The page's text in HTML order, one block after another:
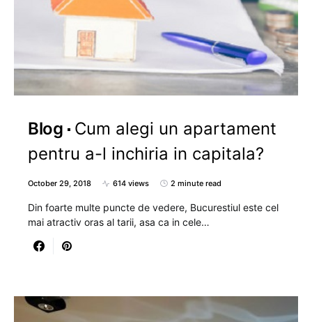
Blog
Cum alegi un apartament
pentru a-l inchiria in capitala?
October 29, 2018 614 views 2 minute read
Din foarte multe puncte de vedere, Bucurestiul este cel
mai atractiv oras al tarii, asa ca in cele…